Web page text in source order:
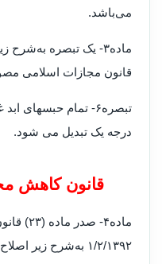
می‌باشد.
قانون مجازات اسلامی مصوب ۱/۲/۱۳۹۲ الحاق
تبصره۶- تمام
درجه یک تبدیل می شود.
قانون کاهش
ماده۴-
۱/۲/۱۳۹۲ به‌شرح زیر